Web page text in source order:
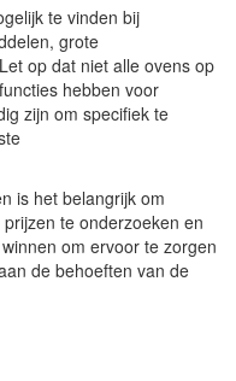
te vinden bij
grote
op dat niet alle ovens op
hebben voor
zijn om specifiek te
is het belangrijk om
te onderzoeken en
om ervoor te zorgen
de behoeften van de